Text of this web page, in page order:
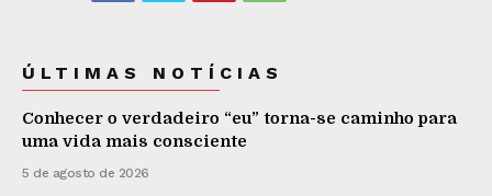
ÚLTIMAS NOTÍCIAS
Conhecer o verdadeiro “eu” torna-se caminho para
uma vida mais consciente
5 de agosto de 2026